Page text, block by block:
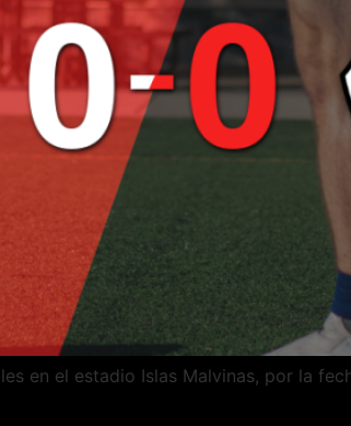
en el estadio Islas Malvinas, por la